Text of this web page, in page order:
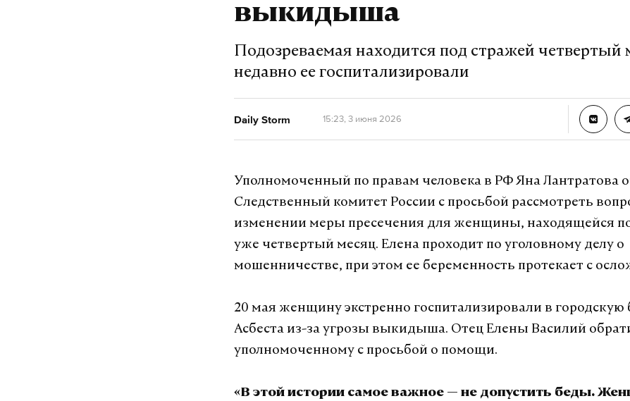
выкидыша
Подозреваемая находится под стражей четвертый
недавно ее госпитализировали
Daily Storm 15:23, 3 июня 2026
Уполномоченный по правам человека в РФ Яна Лантратова
Следственный комитет России с просьбой рассмотреть
изменении меры пресечения для женщины, находящейся
уже четвертый месяц. Елена проходит по уголовному делу о
мошенничестве, при этом ее беременность протекает с
20 мая женщину экстренно госпитализировали в городскую
Асбеста из-за угрозы выкидыша. Отец Елены Василий
уполномоченному с просьбой о помощи.
«В этой истории самое важное — не допустить беды.